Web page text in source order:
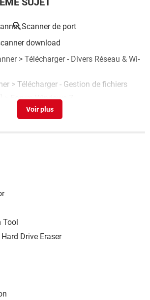
Scanner de port
download
> Télécharger - Divers Réseau & Wi-
> Télécharger - Gestion de fichiers
Forum Windows 7
sur pc> Guide
Tool
Drive Eraser